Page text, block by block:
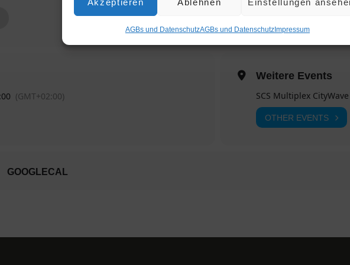
Akzeptieren Ablehnen Einstellungen
AGBs und DatenschutzAGBs und DatenschutzImpres­sum
Event' icon_select='yes' icon='ue8f5' font='entypo-fontello' size='large'
custom_bg='#4267b2' custom_font='#ffffff' link='manually,https://www.facebook.com/
av_uid='' admin_preview_bg='']
(GMT+02:00)
Weitere Events
SCS Multiplex CityWave
OTHER EVENTS
GOOGLECAL